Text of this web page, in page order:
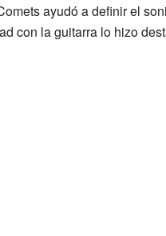
ayudó a definir el
con la guitarra lo hizo